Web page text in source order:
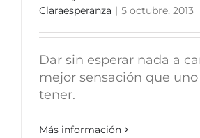
Claraesperanza | 5 octubre, 2013
Dar sin esperar nada a
mejor sensación que
tener.
Más información